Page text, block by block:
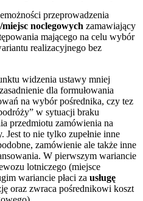
przeprowadzenia
noclegowych zamawiający
mającego na celu wybór
realizacyjnego bez
widzenia ustawy mniej
dla formułowania
na wybór pośrednika, czy tez
w sytuacji braku
przedmiotu zamówienia na
Jest to nie tylko zupełnie inne
zamówienie ale także inne
W pierwszym wariancie
lotniczego (miejsce
wariancie płaci za usługę
oraz zwraca pośrednikowi koszt